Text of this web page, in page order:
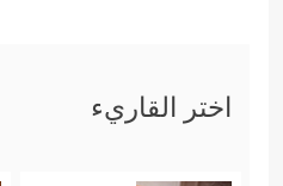
اختر القاريء